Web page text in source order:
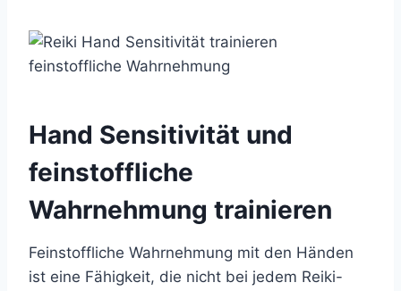
Hand Sensitivität und
feinstoffliche
Wahrnehmung trainieren
Feinstoffliche Wahrnehmung mit den Händen
ist eine Fähigkeit, die nicht bei jedem Reiki-